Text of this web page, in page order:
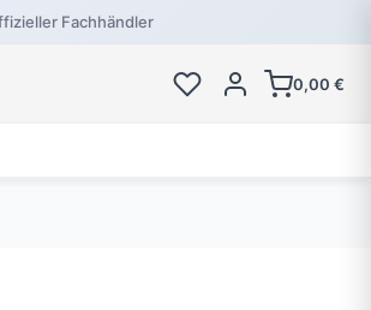
Fachhändler
0,00 €